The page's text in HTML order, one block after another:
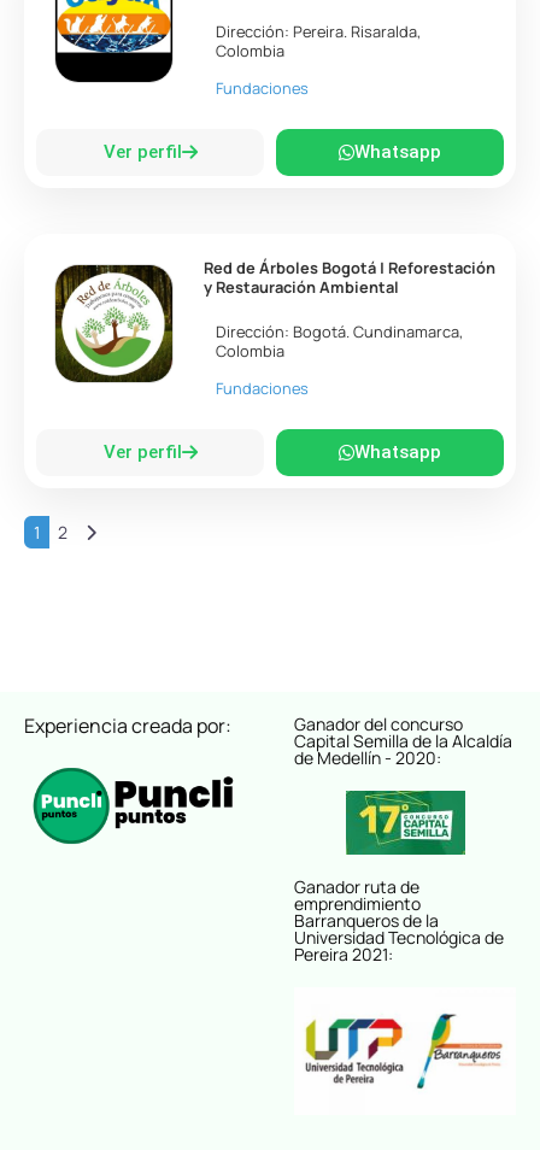
Dirección: Pereira. Risaralda,
Colombia
Fundaciones
Ver perfil Whatsapp
Red de Árboles Bogotá | Reforestación
y Restauración Ambiental
Dirección: Bogotá.Cundinamarca,
Colombia
Fundaciones
Ver perfil Whatsapp
1 2 Entradas anteriores
Experiencia creada por: Ganador del concurso
Capital Semilla de la Alcaldía
de Medellín - 2020:
Ganador ruta de
emprendimiento
Barranqueros de la
Universidad Tecnológica de
Pereira 2021: